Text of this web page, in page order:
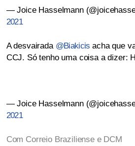
— Joice Hasselmann
2021
A desvairada @Biakicis acha que
CCJ. Só tenho uma coisa a dizer:
— Joice Hasselmann
2021
Com Correio Braziliense e DCM